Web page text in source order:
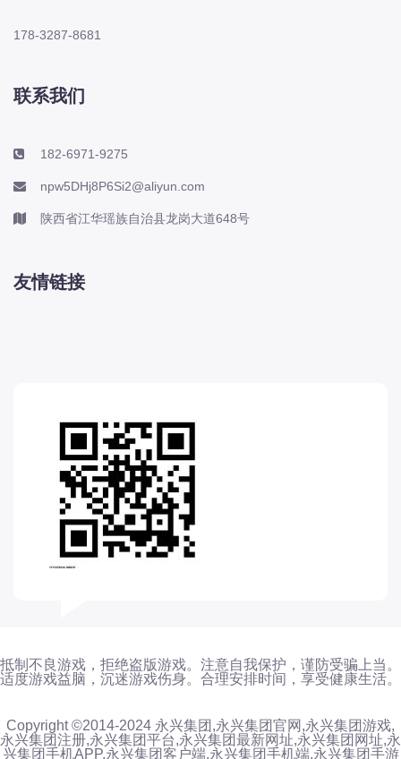
178-3287-8681
联系我们
182-6971-9275
npw5DHj8P6Si2@aliyun.com
陕西省江华瑶族自治县龙岗大道648号
友情链接
抵制不良游戏，拒绝盗版游戏。注意自我保护，谨防受骗上当。
适度游戏益脑，沉迷游戏伤身。合理安排时间，享受健康生活。
Copyright ©2014-2024 永兴集团,永兴集团官网,永兴集团游戏,
永兴集团注册,永兴集团平台,永兴集团最新网址,永兴集团网址,永
兴集团手机APP,永兴集团客户端,永兴集团手机端,永兴集团手游